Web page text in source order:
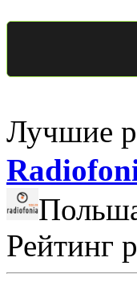
Лучшие
Рейтинг